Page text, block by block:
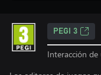
PEGI 3
Interacción